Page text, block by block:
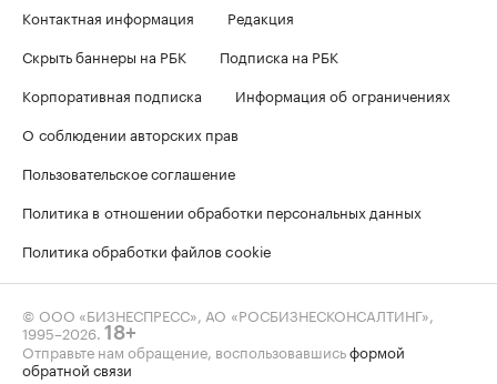
Контактная информация
Редакция
Скрыть баннеры на РБК
Подписка на РБК
Корпоративная подписка
Информация об ограничениях
О соблюдении авторских прав
Пользовательское соглашение
Политика в отношении обработки персональных данных
Политика обработки файлов cookie
© ООО «БИЗНЕСПРЕСС», АО «РОСБИЗНЕСКОНСАЛТИНГ»,
1995–2026. 18+
Отправьте нам обращение, воспользовавшисьформой
обратной связи